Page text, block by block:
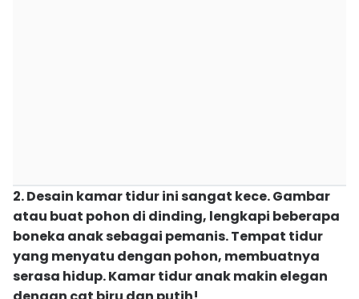
2. Desain kamar tidur ini sangat kece. Gambar
atau buat pohon di dinding, lengkapi beberapa
boneka anak sebagai pemanis. Tempat tidur
yang menyatu dengan pohon, membuatnya
serasa hidup. Kamar tidur anak makin elegan